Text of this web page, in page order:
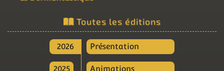
Toutes les éditions
2026
2025
Présentation
Animations